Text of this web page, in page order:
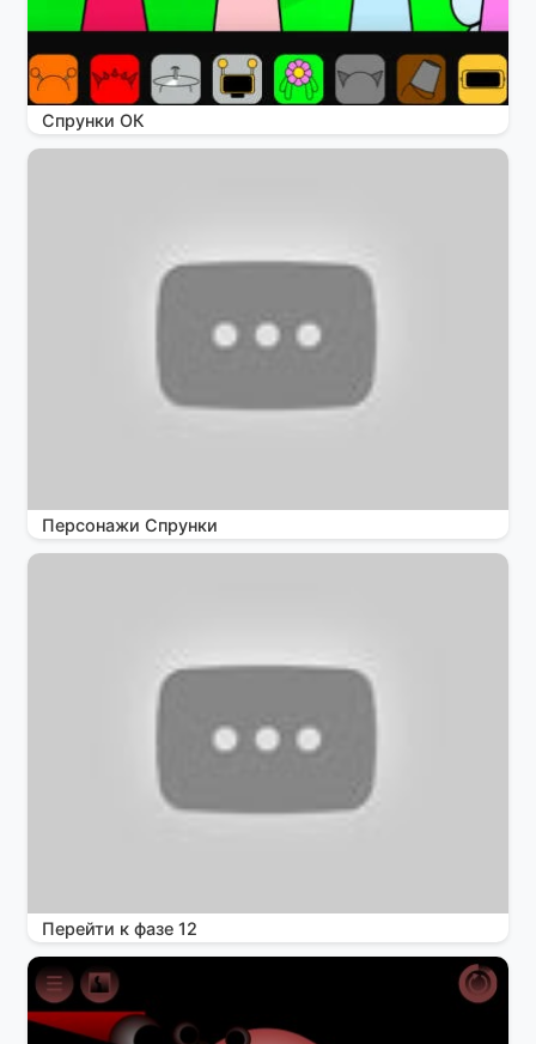
Спрунки ОК
Персонажи Спрунки
Перейти к фазе 12